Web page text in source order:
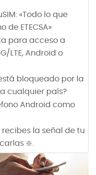
«Todo lo que
de ETECSA»
para acceso a
LTE, Android o
bloqueado por la
cualquier país?
Android como
recibes la señal de tu
❇️.